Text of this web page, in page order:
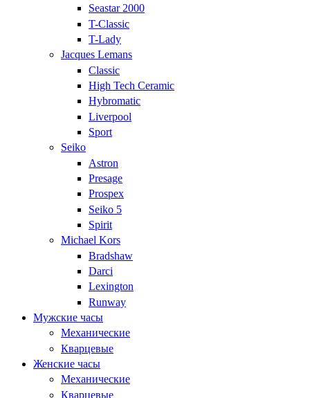
Seastar 2000
T-Classic
T-Lady
Jacques Lemans
Classic
High Tech Ceramic
Hybromatic
Liverpool
Sport
Seiko
Astron
Presage
Prospex
Seiko 5
Spirit
Michael Kors
Bradshaw
Darci
Lexington
Runway
Мужские часы
Механические
Кварцевые
Женские часы
Механические
Кварцевые